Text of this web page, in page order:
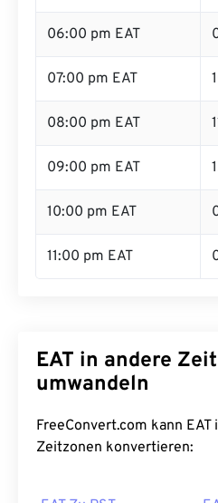
06:00 pm EAT
07:00 pm EAT
08:00 pm EAT
09:00 pm EAT
10:00 pm EAT
11:00 pm EAT
EAT in andere
umwandeln
FreeConvert.com kann EAT
Zeitzonen konvertieren: